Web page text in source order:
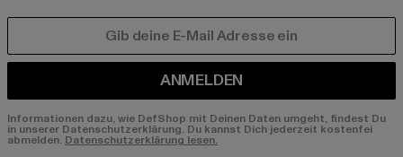
ANMELDEN
Informationen dazu, wie DefShop mit Deinen Daten umgeht, findest Du
in unserer Datenschutzerklärung. Du kannst Dich jederzeit kostenfei
abmelden. Datenschutzerklärung lesen.